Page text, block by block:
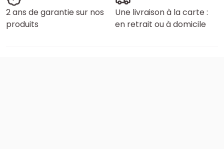
2 ans de garantie sur nos
produits
Une livraison à la carte :
en retrait ou à domicile